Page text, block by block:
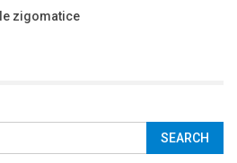
zigomatice